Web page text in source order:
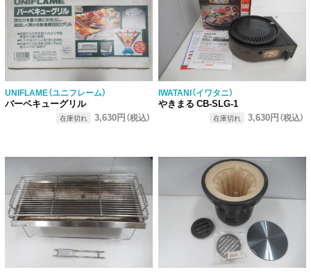
UNIFLAME（ユニフレーム）
バーベキューグリル
在庫切れ 3,630円（税込）
IWATANI（イワタニ）
やきまる CB-SLG-1
在庫切れ 3,630円（税込）